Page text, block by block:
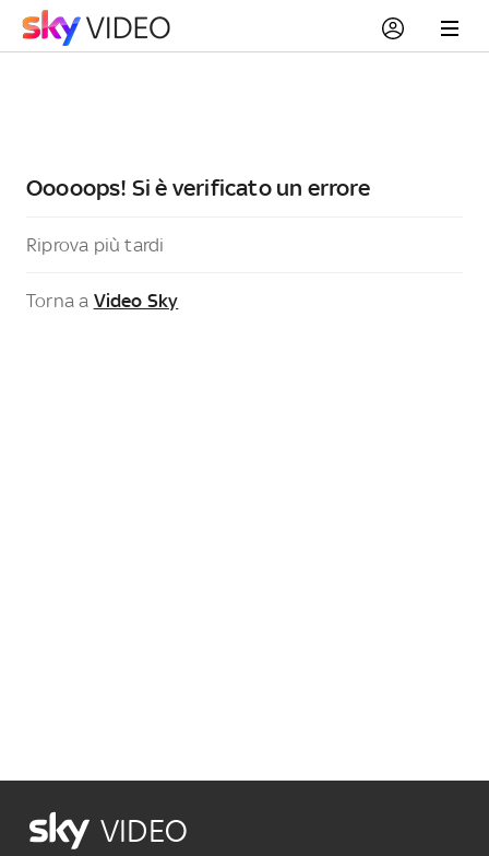
Ooooops! Si è verificato un errore
Riprova più tardi
Torna a Video Sky
VIDEO